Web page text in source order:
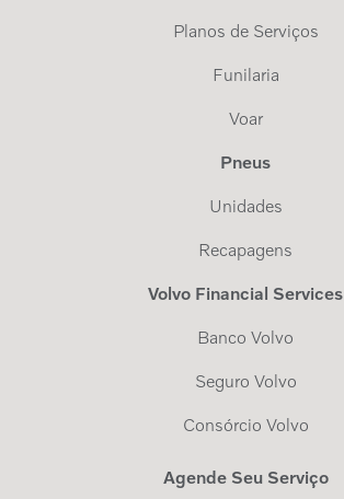
Planos de Serviços
Funilaria
Voar
Pneus
Unidades
Recapagens
Volvo Financial Services
Banco Volvo
Seguro Volvo
Consórcio Volvo
Agende Seu Serviço